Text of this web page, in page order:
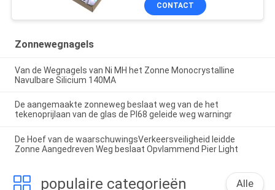
CONTACT
Zonnewegnagels
Van de Wegnagels van Ni MH het Zonne Monocrystalline
Navulbare Silicium 140MA
De aangemaakte zonneweg beslaat weg van de het
tekenoprijlaan van de glas de PI68 geleide weg warningr
De Hoef van de waarschuwingsVerkeersveiligheid leidde
Zonne Aangedreven Weg beslaat Opvlammend Pier Light
populaire categorieën Alle